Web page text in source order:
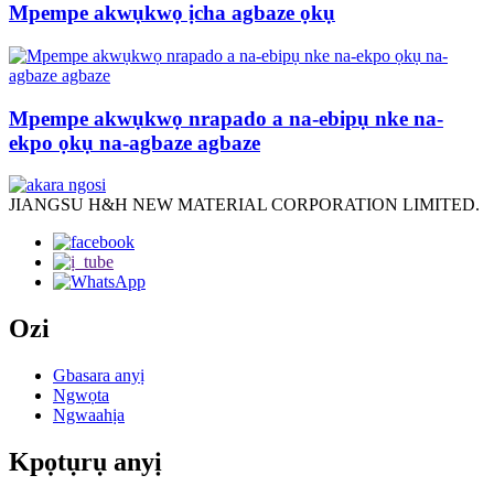
Mpempe akwụkwọ ịcha agbaze ọkụ
Mpempe akwụkwọ nrapado a na-ebipụ nke na-
ekpo ọkụ na-agbaze agbaze
JIANGSU H&H NEW MATERIAL CORPORATION LIMITED.
Ozi
Gbasara anyị
Ngwọta
Ngwaahịa
Kpọtụrụ anyị